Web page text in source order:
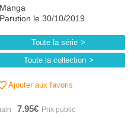
Manga
Parution le 30/10/2019
Toute la série
Toute la collection
Ajouter aux favoris
7.95€